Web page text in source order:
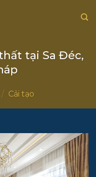
tại Sa Đéc,
/ Cải tạo